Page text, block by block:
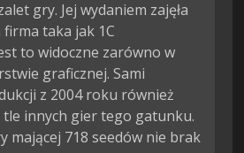
gry. Jej wydaniem zajęła
taka jak 1C
to widoczne zarówno w
graficznej. Sami
z 2004 roku również
innych gier tego gatunku.
mającej 718 seedów nie brak